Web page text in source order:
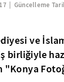
Güncelleme
ve
birliğiyle